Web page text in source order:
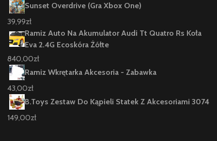
Sunset Overdrive (Gra Xbox One)
39,99zł
Ramiz Auto Na Akumulator Audi Tt Quatro Rs Koła
Eva 2.4G Ecoskóra Żółte
840,00zł
Ramiz Wkrętarka Akcesoria - Zabawka
43,00zł
B.Toys Zestaw Do Kąpieli Statek Z Akcesoriami 3074
149,00zł